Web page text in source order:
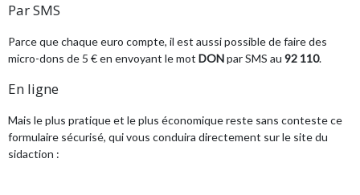
Par SMS
Parce que chaque euro compte, il est aussi possible de faire des
micro-dons de 5 € en envoyant le mot DONpar SMS au 92 110.
En ligne
Mais le plus pratique et le plus économique reste sans conteste ce
formulaire sécurisé, qui vous conduira directement sur le site du
sidaction :